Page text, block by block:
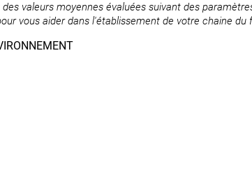
valeurs moyennes évaluées suivant des
vous aider dans l'établissement de votre chaine du